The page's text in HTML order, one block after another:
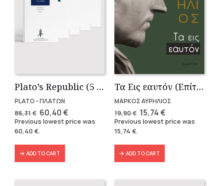
Plato’s Republic (5 volumes)
PLATO - ΠΛΑΤΩΝ
86,31€ Original
price
was:
86,31 €.
60,40€Current
price
is:
Previous lowest price was
60,40€.
ADD TO CART
Τα Εις εαυτόν (Επίτομο) – Μάρκος Αυρήλιος
ΜΑΡΚΟΣ ΑΥΡΗΛΙΟΣ
19,90€ Original
price
was:
15,74€Current
price
is:
Previous lowest price was
15,74 €.
ADD TO CART